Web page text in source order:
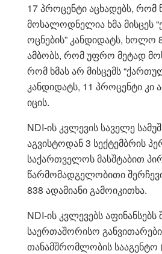
17 პროცენტი აცხადებს, რომ
მოსალოდნელია ხმა მისცეს
ოცნების” კანდიდატს, ხოლო
ამბობს, რომ უფრო მეტად
რომ ხმას არ მისცემს
კანდიდატს, 11 პროცენტი კი
იცის.
NDI-ის კვლევის საველე
აგვისტოდან 3 სექტემბრის
საქართველოს მასშტაბით
წარმომადგელობითი
838 ადამიანი გამოიკითხა.
NDI-ის კვლევებს აფინანსებს
საერთაშორისო
თანამშრომლობის სააგენტო